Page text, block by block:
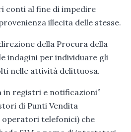
conti al fine di impedire
illecita delle stesse.
della Procura della
indagini per individuare gli
nelle attività delittuosa.
in registri e notificazioni”
di Punti Vendita
operatori telefonici) che